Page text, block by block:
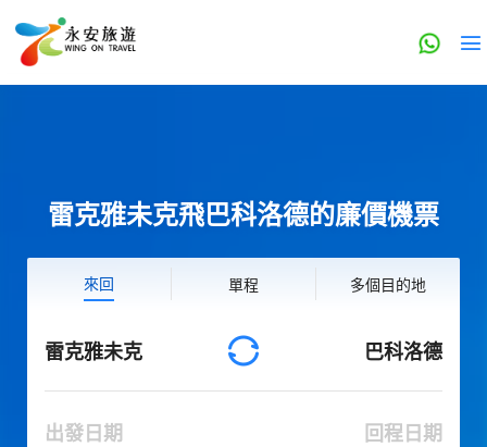
雷克雅未克飛巴科洛德的廉價機票
來回 單程 多個目的地
雷克雅未克 巴科洛德
出發日期 回程日期